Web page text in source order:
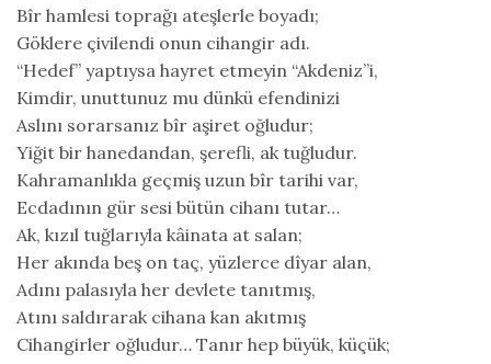
Bîr hamlesi toprağı ateşlerle boyadı;
Göklere çivilendi onun cihangir adı.
“Hedef” yaptıysa hayret etmeyin “Akdeniz”i,
Kimdir, unuttunuz mu dünkü efendinizi
Aslını sorarsanız bîr aşiret oğludur;
Yiğit bir hanedandan, şerefli, ak tuğludur.
Kahramanlıkla geçmiş uzun bîr tarihi var,
Ecdadının gür sesi bütün cihanı tutar…
Ak, kızıl tuğlarıyla kâinata at salan;
Her akında beş on taç, yüzlerce dîyar alan,
Adını palasıyla her devlete tanıtmış,
Atını saldırarak cihana kan akıtmış
Cihangirler oğludur… Tanır hep büyük, küçük;